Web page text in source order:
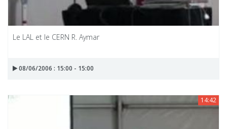
Le LAL et le CERN R. Aymar
08/06/2006 : 15:00 - 15:00
14:42